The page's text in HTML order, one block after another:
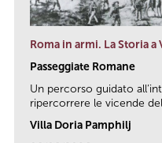
Roma in armi. La Storia a
Passeggiate Romane
Un percorso guidato
ripercorrere le vicende
Villa Doria Pamphilj